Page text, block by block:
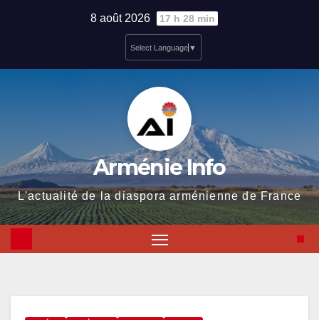
8 août 2026 17 h 28 min
Select Language ▼
Arménie Info
L'actualité de la diaspora arménienne de France